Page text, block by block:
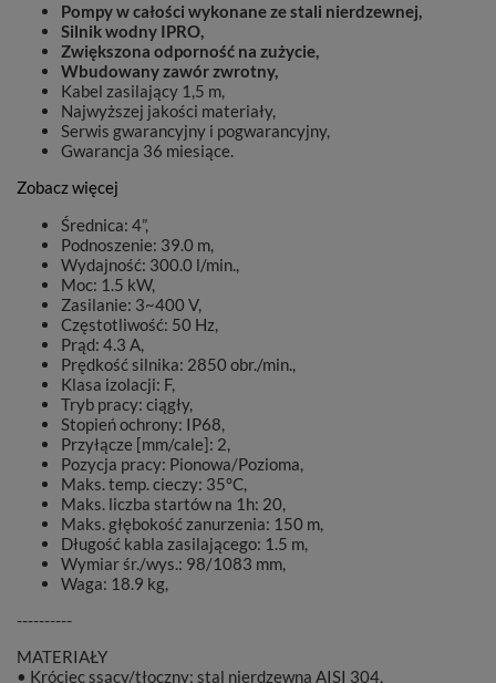
Pompy w całości wykonane ze stali nierdzewnej,
Silnik wodny IPRO,
Zwiększona odporność na zużycie,
Wbudowany zawór zwrotny,
Kabel zasilający 1,5 m,
Najwyższej jakości materiały,
Serwis gwarancyjny i pogwarancyjny,
Gwarancja 36 miesiące.
Zobacz więcej
Średnica: 4”,
Podnoszenie: 39.0 m,
Wydajność: 300.0 l/min.,
Moc: 1.5 kW,
Zasilanie: 3~400 V,
Częstotliwość: 50 Hz,
Prąd: 4.3 A,
Prędkość silnika: 2850 obr./min.,
Klasa izolacji: F,
Tryb pracy: ciągły,
Stopień ochrony: IP68,
Przyłącze [mm/cale]: 2,
Pozycja pracy: Pionowa/Pozioma,
Maks. temp. cieczy: 35°C,
Maks. liczba startów na 1h: 20,
Maks. głębokość zanurzenia: 150 m,
Długość kabla zasilającego: 1.5 m,
Wymiar śr./wys.: 98/1083 mm,
Waga: 18.9 kg,
----------
MATERIAŁY
• Króciec ssący/tłoczny: stal nierdzewna AISI 304,